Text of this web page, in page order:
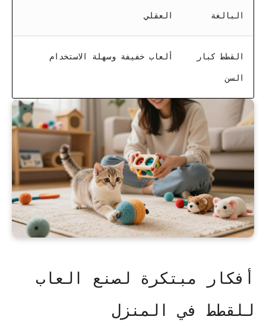
البالغة العقلي
القطط كبار
السن
ألعاب خفيفة وسهلة الاستخدام
أفكار مبتكرة لصنع العاب
للقطط في المنزل